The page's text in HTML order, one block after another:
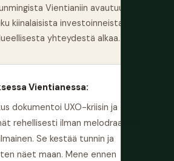
Vientianiin avautuu. Uusi
kiinalaisista investoinneista ja
yhteydestä alkaa.
Vientianessa:
dokumentoi UXO-kriisin ja
rehellisesti ilman melodraamaa.
Se kestää tunnin ja
näet maan. Mene ennen